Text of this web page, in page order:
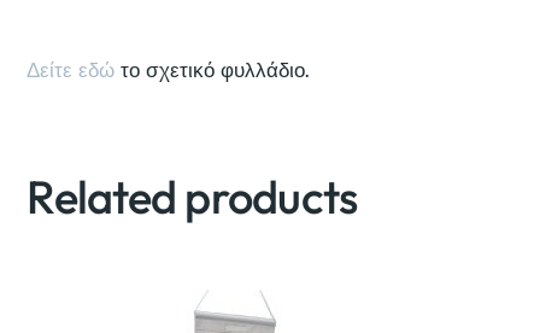
Δείτε εδώ το σχετικό φυλλάδιο.
Related products